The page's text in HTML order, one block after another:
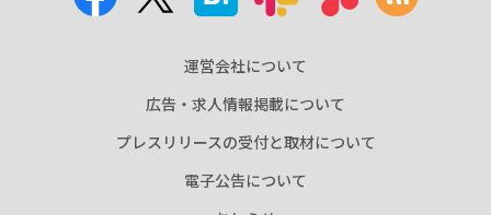
運営会社について
広告・求人情報掲載について
プレスリリースの受付と取材について
電子公告について